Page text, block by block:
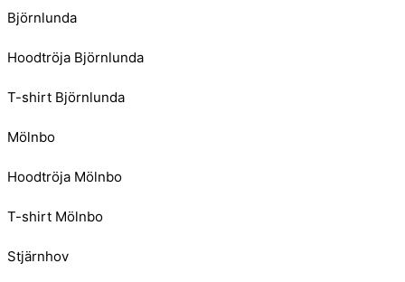
Björnlunda
Hoodtröja Björnlunda
T-shirt Björnlunda
Mölnbo
Hoodtröja Mölnbo
T-shirt Mölnbo
Stjärnhov